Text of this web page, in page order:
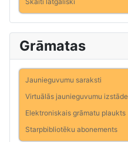
Grāmatas
Jaunieguvumu saraksti
Virtuālās jaunieguvumu
Elektroniskais grāmatu plaukts
Starpbibliotēku abonements